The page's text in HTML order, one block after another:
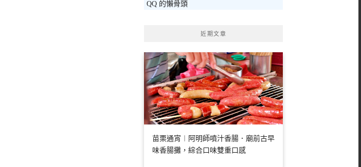
QQ 的懶骨頭
近期文章
苗栗通宵︱阿明師噴汁香腸．廟前古早
味香腸攤，綜合口味雙重口感